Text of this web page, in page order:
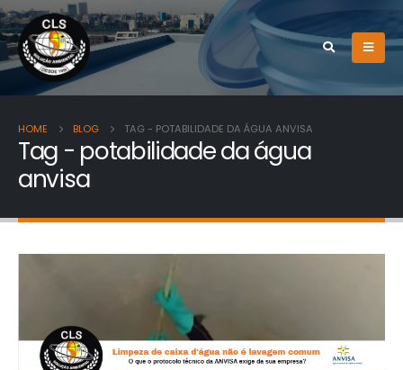
HOME BLOG TAG - POTABILIDADE DA ÁGUA ANVISA
Tag - potabilidade da água
anvisa